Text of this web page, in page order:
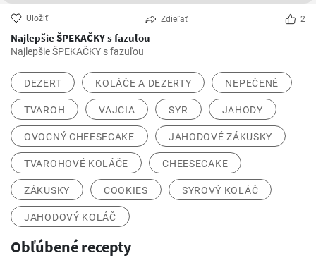
Uložiť Zdieľať 2
Najlepšie ŠPEKAČKY s fazuľou
Najlepšie ŠPEKAČKY s fazuľou
DEZERT KOLÁČE A DEZERTY NEPEČENÉ
TVAROH VAJCIA SYR JAHODY
OVOCNÝ CHEESECAKE JAHODOVÉ ZÁKUSKY
TVAROHOVÉ KOLÁČE CHEESECAKE
ZÁKUSKY COOKIES SYROVÝ KOLÁČ
JAHODOVÝ KOLÁČ
Obľúbené recepty